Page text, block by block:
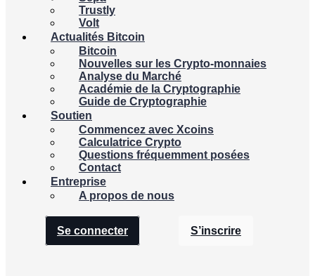
Trustly
Volt
Actualités Bitcoin
Bitcoin
Nouvelles sur les Crypto-monnaies
Analyse du Marché
Académie de la Cryptographie
Guide de Cryptographie
Soutien
Commencez avec Xcoins
Calculatrice Crypto
Questions fréquemment posées
Contact
Entreprise
A propos de nous
Se connecter S’inscrire